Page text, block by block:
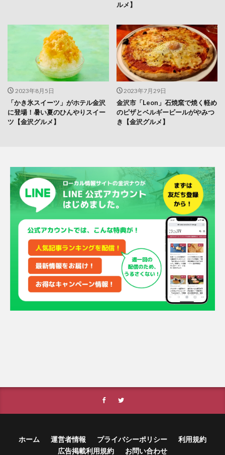
ルメ】
2023年8月5日
「かき氷スイーツ」がホテル金沢
に登場！暑い夏のひんやりスイー
ツ【金沢グルメ】
2023年7月29日
金沢市「Leon」石焼窯で焼く軽め
のピザとベルギービールがやみつ
き【金沢グルメ】
ホーム 運営者情報 プライバシーポリシー
利用規約
広告掲載利用規約
お問い合わせ